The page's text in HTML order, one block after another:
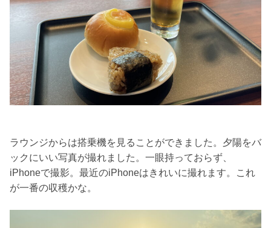
ラウンジからは搭乗機を見ることができました。夕陽をバ
ックにいい写真が撮れました。一眼持っておらず、
iPhoneで撮影。最近のiPhoneはきれいに撮れます。これ
が一番の収穫かな。